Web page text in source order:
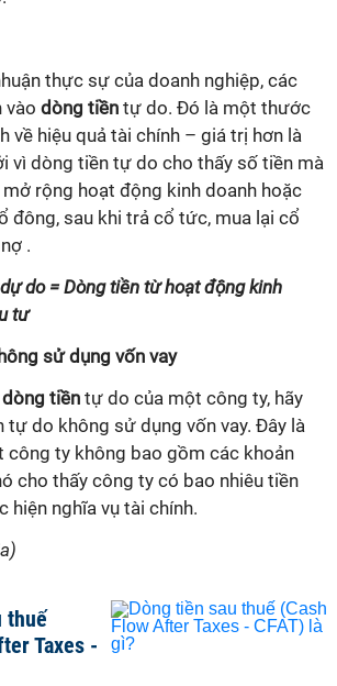
thực sự của doanh nghiệp, các
vào dòng tiền tự do. Đó là một thước
về hiệu quả tài chính – giá trị hơn là
vì dòng tiền tự do cho thấy số tiền mà
rộng hoạt động kinh doanh hoặc
đông, sau khi trả cổ tức, mua lại cổ
.
= Dòng tiền từ hoạt động kinh
tư
sử dụng vốn vay
dòng tiền tự do của một công ty, hãy
tự do không sử dụng vốn vay. Đây là
công ty không bao gồm các khoản
cho thấy công ty có bao nhiêu tiền
nghĩa vụ tài chính.
thuế
Taxes -